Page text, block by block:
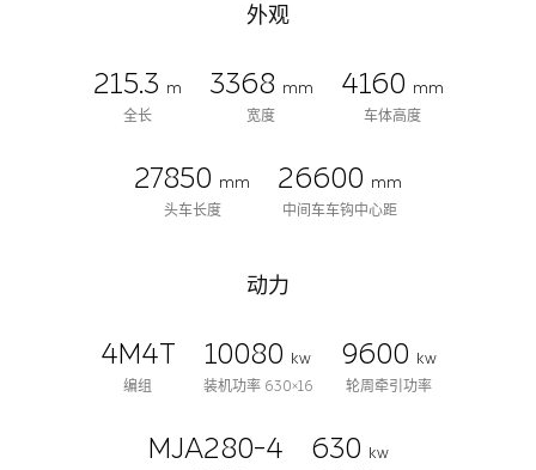
外观
215.3 m
全长
3368 mm
宽度
4160 mm
车体高度
27850 mm
头车长度
26600 mm
中间车车钩中心距
动力
4M4T
编组
10080 kw
装机功率 630×16
9600 kw
轮周牵引功率
MJA280-4 630 kw